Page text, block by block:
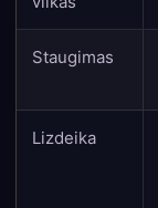
Staugimas
Lizdeika